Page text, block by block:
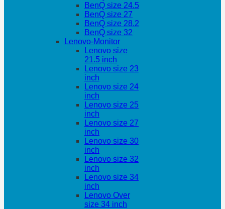
BenQ size 24.5
BenQ size 27
BenQ size 28.2
BenQ size 32
Lenovo-Monitor
Lenovo size
21.5 inch
Lenovo size 23
inch
Lenovo size 24
inch
Lenovo size 25
inch
Lenovo size 27
inch
Lenovo size 30
inch
Lenovo size 32
inch
Lenovo size 34
inch
Lenovo Over
size 34 inch